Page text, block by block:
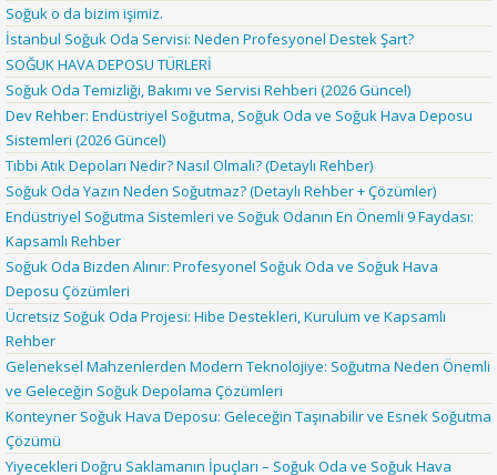
Soğuk o da bizim işimiz.
İstanbul Soğuk Oda Servisi: Neden Profesyonel Destek Şart?
SOĞUK HAVA DEPOSU TÜRLERİ
Soğuk Oda Temizliği, Bakımı ve Servisi Rehberi (2026 Güncel)
Dev Rehber: Endüstriyel Soğutma, Soğuk Oda ve Soğuk Hava Deposu
Sistemleri (2026 Güncel)
Tıbbi Atık Depoları Nedir? Nasıl Olmalı? (Detaylı Rehber)
Soğuk Oda Yazın Neden Soğutmaz? (Detaylı Rehber + Çözümler)
Endüstriyel Soğutma Sistemleri ve Soğuk Odanın En Önemli 9 Faydası:
Kapsamlı Rehber
Soğuk Oda Bizden Alınır: Profesyonel Soğuk Oda ve Soğuk Hava
Deposu Çözümleri
Ücretsiz Soğuk Oda Projesi: Hibe Destekleri, Kurulum ve Kapsamlı
Rehber
Geleneksel Mahzenlerden Modern Teknolojiye: Soğutma Neden Önemli
ve Geleceğin Soğuk Depolama Çözümleri
Konteyner Soğuk Hava Deposu: Geleceğin Taşınabilir ve Esnek Soğutma
Çözümü
Yiyecekleri Doğru Saklamanın İpuçları – Soğuk Oda ve Soğuk Hava